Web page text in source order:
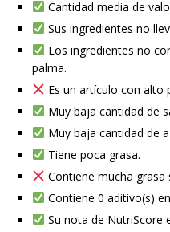
Cantidad media de
Sus ingredientes no
Los ingredientes no
palma.
Es un artículo con alto
Muy baja cantidad de
Muy baja cantidad de
Tiene poca grasa.
Contiene mucha grasa
Contiene 0 aditivo(s)
Su nota de NutriScore